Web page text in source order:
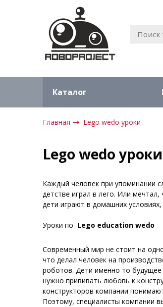
Каталог
Главная Lego wedo уроки
Lego wedo уроки
Каждый человек при упоминании
детстве играл в лего. Или
дети играют в домашних
Уроки по Lego education wedo
Современный мир не стоит на
что делал человек на
роботов. Дети именно то
нужно прививать любовь к
конструкторов компании
Поэтому, специалисты компании